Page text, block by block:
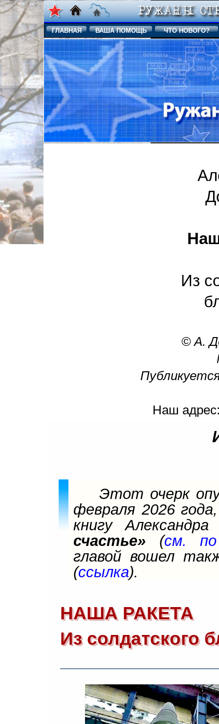
ГЛАВНАЯ ВАША ПОМОЩЬ ЧТО НОВОГО?
Из
© А.
Наш
Этот очерк
февраля 2026
книгу
счастье» (см.
главой вошел
(ссылка).
НАША РАКЕТА
Из солдатского